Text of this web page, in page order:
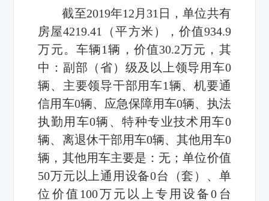
截至2019年12 月 31 日，单位共有
房屋4219.41 （平方米），价值934.9
万元。车辆1辆，价值30.2万元， 其
中：副部（省）级及以上领导用车0
辆、主要领导干部用车1辆、机要通
信用车0辆、应急保障用车0辆、执法
执勤用车0辆、特种专业技术用车0
辆、离退休干部用车0辆、其他用车0
辆，其他用车主要是：无；单位价值
50万元以上通用设备0台（套）、单
位价值 100万元以上专用设备0 台